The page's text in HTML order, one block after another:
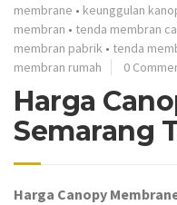
membrane • keunggulan
membran • tenda membran
membran pabrik • tenda
membran rumah
0
Harga
Semarang
Harga Canopy